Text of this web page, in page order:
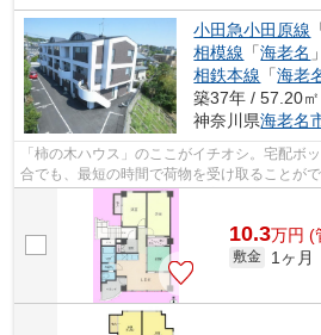
小田急小田原線
相模線 「海老名
相鉄本線 「海老
築37年 / 57.20
神奈川県海老名
「柿の木ハウス」のここがイチオシ。宅配ボ
合でも、最短の時間で荷物を受け取ることが
クス・押入など豊富なので、広々と空...
10.3万円 (
敷金 1ヶ月